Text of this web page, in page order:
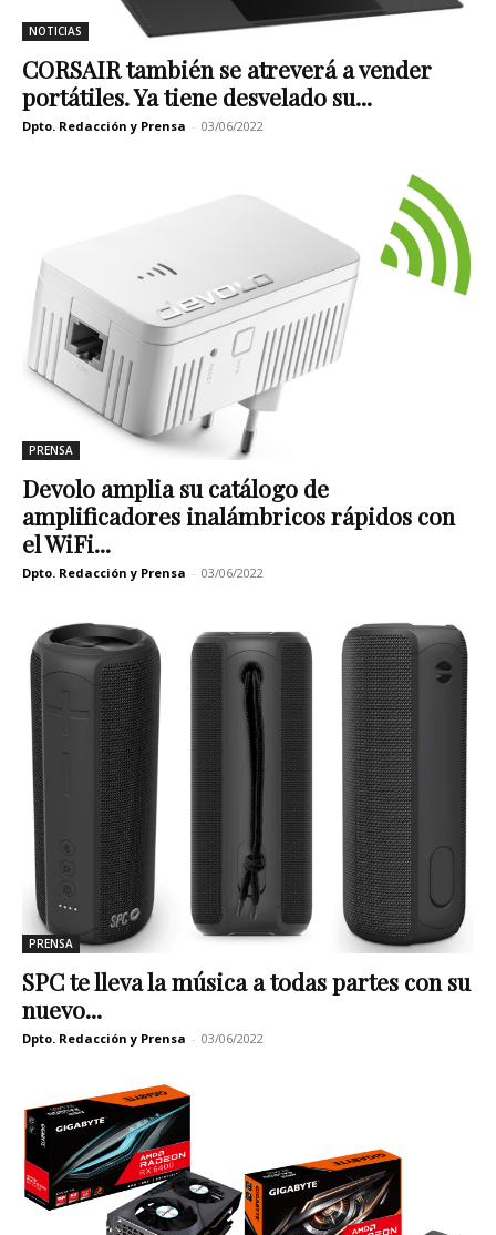
NOTICIAS
CORSAIR también se atreverá a vender
portátiles. Ya tiene desvelado su...
Dpto. Redacción y Prensa - 03/06/2022
PRENSA
Devolo amplia su catálogo de
amplificadores inalámbricos rápidos con
el WiFi...
Dpto. Redacción y Prensa - 03/06/2022
PRENSA
SPC te lleva la música a todas partes con su
nuevo...
Dpto. Redacción y Prensa - 03/06/2022